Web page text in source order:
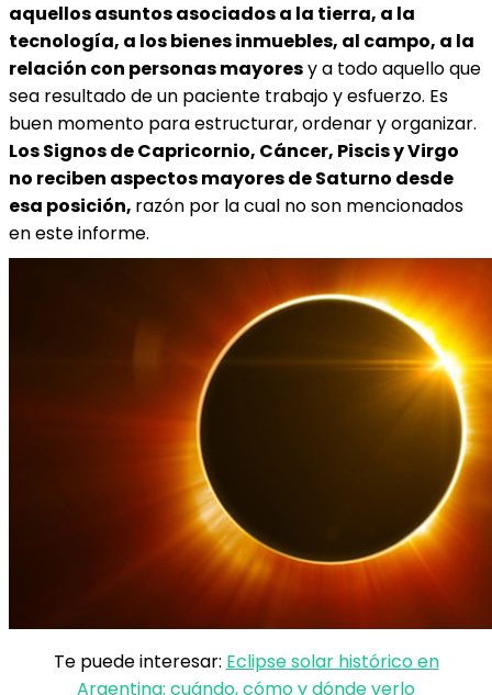
aquellos asuntos asociados a la tierra, a la
tecnología, a los bienes inmuebles, al campo, a la
relación con personas mayoresy a todo aquello que
sea resultado de un paciente trabajo y esfuerzo. Es
buen momento para estructurar, ordenar y organizar.
Los Signos de Capricornio, Cáncer, Piscis y Virgo
no reciben aspectos mayores de Saturno desde
esa posición, razón por la cual no son mencionados
en este informe.
Te puede interesar: Eclipse solar histórico en
Argentina: cuándo, cómo y dónde verlo